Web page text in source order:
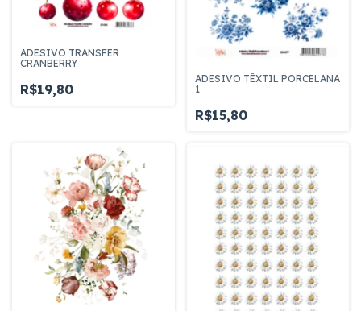
ADESIVO TRANSFER
CRANBERRY
R$19,80
ADESIVO TÊXTIL PORCELANA
1
R$15,80